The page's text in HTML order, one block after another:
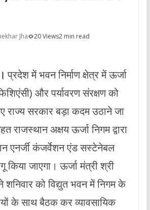
Jha 20 Views2 min read
प्रदेश में भवन निर्माण क्षेत्र में ऊर्जा
और पर्यावरण संरक्षण को
राज्य सरकार बड़ा कदम उठाने जा
राजस्थान अक्षय ऊर्जा निगम द्वारा
एनर्जी कंजर्वेशन एंड सस्टेनेबल
किया जाएगा। ऊर्जा मंत्री श्री
शनिवार को विद्युत भवन में निगम के
के साथ बैठक कर व्यावसायिक